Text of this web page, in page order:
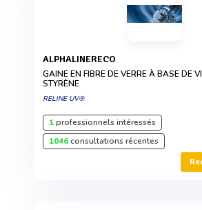
ALPHALINERECO
GAINE EN FIBRE DE VERRE À BASE DE
STYRÈNE
RELINE UV®
1professionnels intéressés
1046consultations récentes